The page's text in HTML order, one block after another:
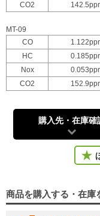
CO2
MT-09
CO
HC
Nox
CO2
購入先・在庫確
商品を購入する・在庫